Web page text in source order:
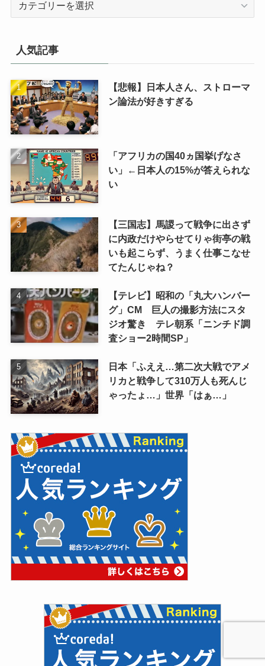
人気記事
【悲報】日本人さん、ストローマ
ン論法が好きすぎる
「アフリカの国40ヵ国挙げなさ
い」←日本人の15%が答えられな
い
【三国志】馬謖って戦争に出さず
に内政だけやらせてりゃ街亭の戦
いも起こらず、うまく仕事こなせ
てたんじゃね？
【テレビ】昭和の「丸大ハンバー
グ」CM 巨人の撮影方法にスタ
ジオ驚き テレ朝系「ニンチド調
査ショー2時間SP」
日本「ふええ…第二次大戦でアメ
リカと戦争して310万人も死んじ
ゃったょ…」世界「はぁ…」